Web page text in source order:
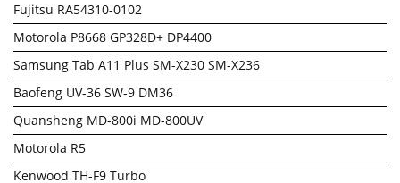
Fujitsu RA54310-0102
Motorola P8668 GP328D+ DP4400
Samsung Tab A11 Plus SM-X230 SM-X236
Baofeng UV-36 SW-9 DM36
Quansheng MD-800i MD-800UV
Motorola R5
Kenwood TH-F9 Turbo